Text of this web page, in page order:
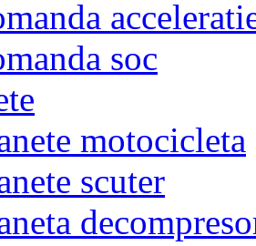
soc
motocicleta
scuter